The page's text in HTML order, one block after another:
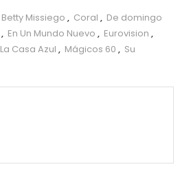
Betty Missiego , Coral , De domingo
, En Un Mundo Nuevo , Eurovision ,
La Casa Azul , Mágicos 60 , Su